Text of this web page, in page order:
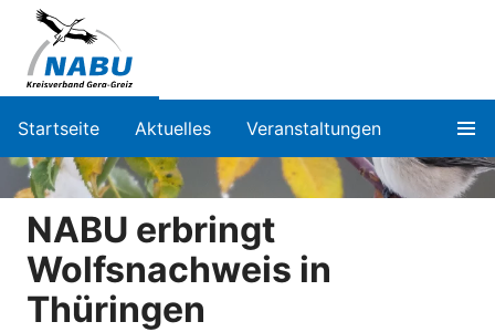
Startseite Aktuelles Veranstaltungen
NABU erbringt
Wolfsnachweis in
Thüringen